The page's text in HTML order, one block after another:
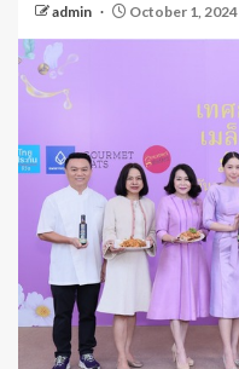
admin October 1, 2024